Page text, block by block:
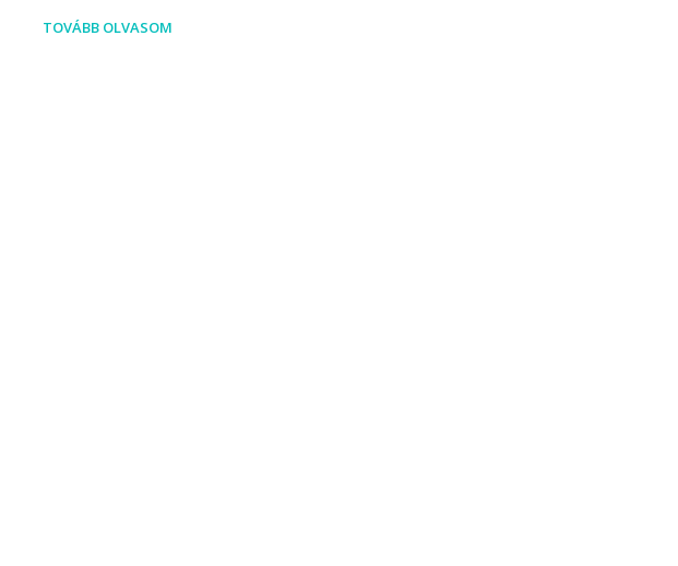
TOVÁBB OLVASOM